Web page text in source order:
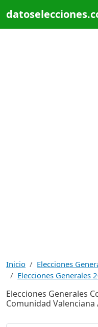
Inicio
Elecciones
Elecciones Generales
Elecciones Generales
Comunidad